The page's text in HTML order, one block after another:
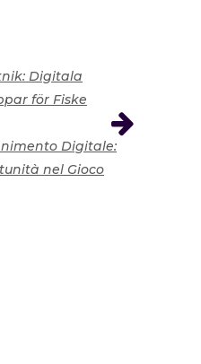
Digitala
för Fiske
Digitale:
nel Gioco